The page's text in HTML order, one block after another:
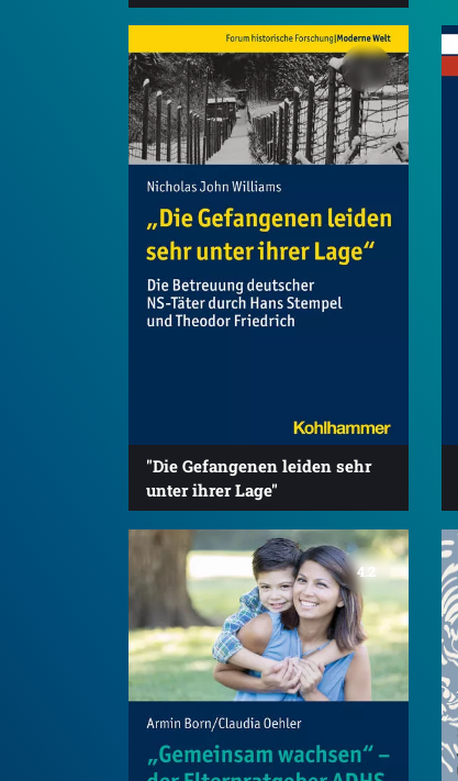
"Die Gefangenen leiden sehr
unter ihrer Lage"
4.2